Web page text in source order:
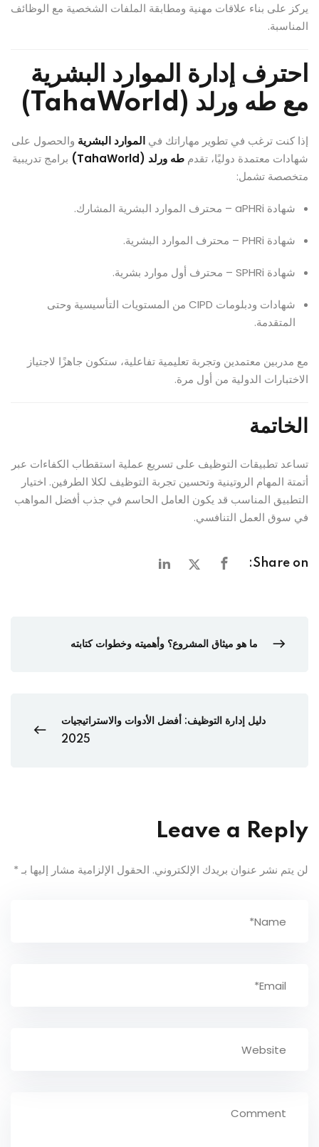
يركز على بناء علاقات مهنية ومطابقة الملفات الشخصية مع الوظائف
المناسبة.
احترف إدارة الموارد البشرية
مع طه ورلد (TahaWorld)
إذا كنت ترغب في تطوير مهاراتك في الموارد البشرية والحصول على
شهادات معتمدة دوليًا، تقدم طه ورلد (TahaWorld)
برامج تدريبية
متخصصة تشمل:
شهادة aPHRi – محترف الموارد البشرية المشارك.
شهادة PHRi – محترف الموارد البشرية.
شهادة SPHRi – محترف أول موارد بشرية.
شهادات ودبلومات CIPD من المستويات التأسيسية وحتى
المتقدمة.
مع مدربين معتمدين وتجربة تعليمية تفاعلية، ستكون جاهزًا لاجتياز
الاختبارات الدولية من أول مرة.
الخاتمة
تساعد تطبيقات التوظيف على تسريع عملية استقطاب الكفاءات عبر
أتمتة المهام الروتينية وتحسين تجربة التوظيف لكلا الطرفين. اختيار
التطبيق المناسب قد يكون العامل الحاسم في جذب أفضل المواهب
في سوق العمل التنافسي.
Share on:
ما هو ميثاق المشروع؟ وأهميته وخطوات كتابته
دليل إدارة التوظيف: أفضل الأدوات والاستراتيجيات
2025
Leave a Reply
لن يتم نشر عنوان بريدك الإلكتروني. الحقول الإلزامية مشار إليها بـ *